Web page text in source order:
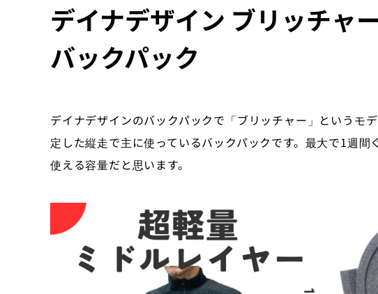
デイナデザイン ブリッチ
バックパック
デイナデザインのバックパックで「ブリッチャー」というモ
定した縦走で主に使っているバックパックです。最大で1週
使える容量だと思います。